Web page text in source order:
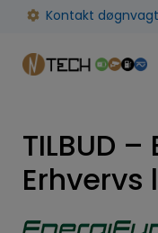
Hop
indholdet
Kontakt døgnvagt
TILBUD –
Erhvervs